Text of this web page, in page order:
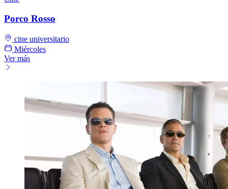
Porco Rosso
cine universitario
Miércoles
Ver más